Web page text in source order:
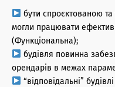
бути спроєктованою
могли працювати
(Функціональна);
будівля повинна
орендарів в межах
“відповідальні”